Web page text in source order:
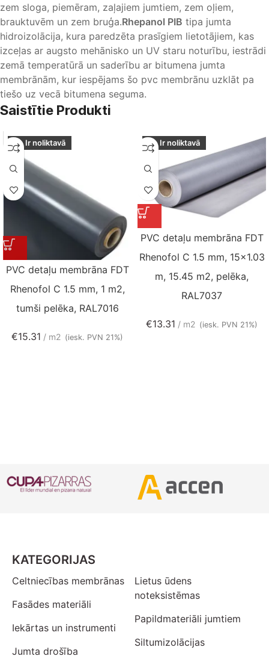
zem sloga, piemēram, zaļajiem jumtiem, zem oļiem,
brauktuvēm un zem bruģa.Rhepanol PIB tipa jumta
hidroizolācija, kura paredzēta prasīgiem lietotājiem, kas
izceļas ar augsto mehānisko un UV staru noturību, iestrādi
zemā temperatūrā un saderību ar bitumena jumta
membrānām, kur iespējams šo pvc membrānu uzklāt pa
tiešo uz vecā bitumena seguma.
Saistītie Produkti
Ir noliktavā
PVC detaļu membrāna FDT
Rhenofol C 1.5 mm, 1 m2,
tumši pelēka, RAL7016
€15.31 m2 (iesk. PVN 21%)
Ir noliktavā
PVC detaļu membrāna FDT
Rhenofol C 1.5 mm, 15×1.03
m, 15.45 m2, pelēka,
RAL7037
€13.31 m2 (iesk. PVN 21%)
KATEGORIJAS
Celtniecības membrānas
Fasādes materiāli
Iekārtas un instrumenti
Jumta drošība
Lietus ūdens
noteksistēmas
Papildmateriāli jumtiem
Siltumizolācijas